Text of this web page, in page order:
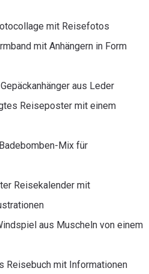
mit Reisefotos
mit Anhängern in Form
aus Leder
Reiseposter mit einem
Mix für
Reisekalender mit
aus Muscheln von einem
Reisebuch mit Informationen